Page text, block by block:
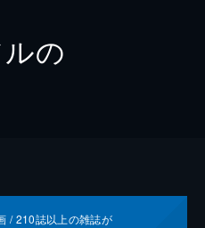
の
/210誌以上の雑誌が